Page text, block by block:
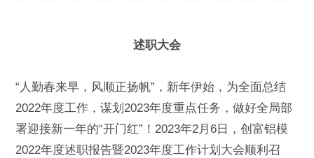
述职大会
“人勤春来早，风顺正扬帆”，新年伊始，为全面总结
2022年度工作，谋划2023年度重点任务，做好全局部
署迎接新一年的“开门红”！2023年2月6日，创富铝模
2022年度述职报告暨2023年度工作计划大会顺利召